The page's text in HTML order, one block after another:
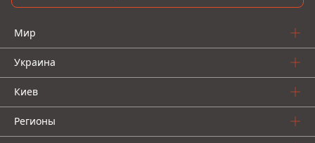
Мир
Украина
Киев
Регионы